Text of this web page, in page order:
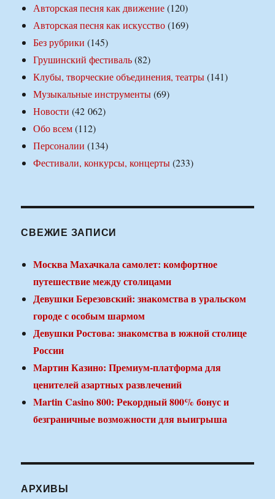
Авторская песня как движение(120)
Авторская песня как искусство(169)
Без рубрики (145)
Грушинский фестиваль(82)
Клубы, творческие объединения, театры(141)
Музыкальные инструменты(69)
Новости (42 062)
Обо всем(112)
Персоналии (134)
Фестивали, конкурсы, концерты(233)
СВЕЖИЕ ЗАПИСИ
Москва Махачкала самолет: комфортное
путешествие между столицами
Девушки Березовский: знакомства в уральском
городе с особым шармом
Девушки Ростова: знакомства в южной столице
России
Мартин Казино: Премиум-платформа для
ценителей азартных развлечений
Martin Casino 800: Рекордный 800% бонус и
безграничные возможности для выигрыша
АРХИВЫ